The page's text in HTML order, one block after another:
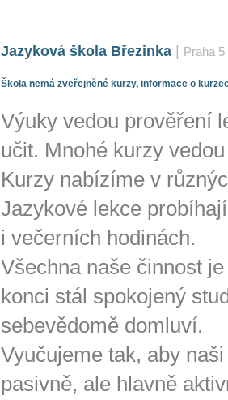
Jazyková škola Březinka Praha 5
Škola nemá zveřejněné kurzy, informace o
Výuky vedou prověření
učit. Mnohé kurzy
Kurzy nabízíme v
Jazykové lekce
i večerních hodinách.
Všechna naše činnost
konci stál spokojený
sebevědomě domluví.
Vyučujeme tak, aby
pasivně, ale hlavně